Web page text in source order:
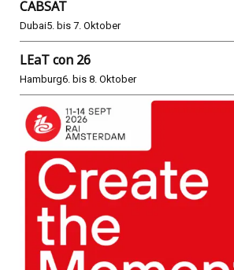
CABSAT
Dubai5. bis 7. Oktober
LEaT con 26
Hamburg6. bis 8. Oktober